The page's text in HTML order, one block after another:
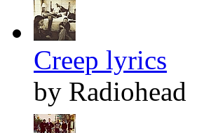
Creep lyrics
by Radiohead